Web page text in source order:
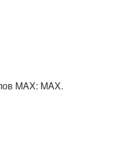
MAX: MAX.